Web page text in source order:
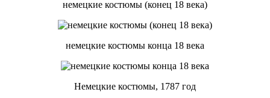
немецкие костюмы (конец 18 века)
немецкие костюмы конца 18 века
Немецкие костюмы, 1787 год